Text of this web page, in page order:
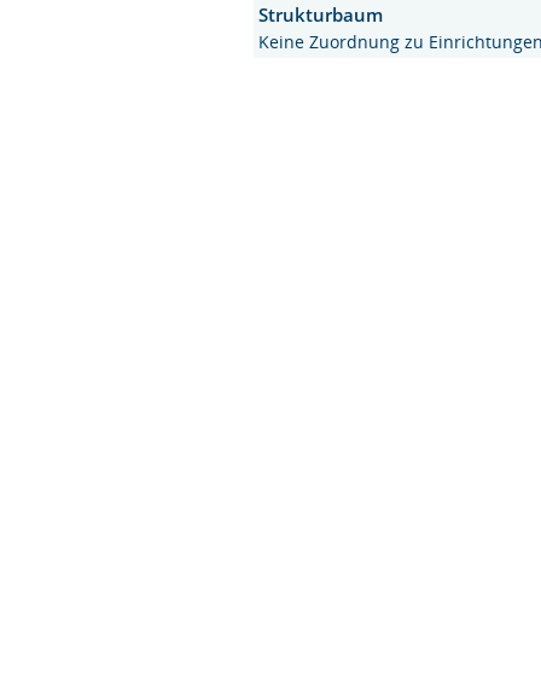
Strukturbaum
Keine Zuordnung zu